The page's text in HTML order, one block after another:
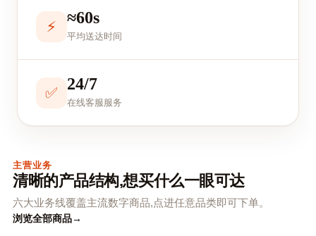
⚡ ≈60s
平均送达时间
✅ 24/7
在线客服服务
主营业务
清晰的产品结构,想买什么一眼可达
六大业务线覆盖主流数字商品,点进任意品类即可下单。
浏览全部商品→